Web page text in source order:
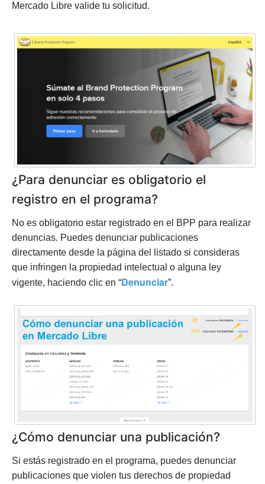
Mercado Libre valide tu solicitud.
¿Para denunciar es obligatorio el
registro en el programa?
No es obligatorio estar registrado en el BPP para realizar
denuncias. Puedes denunciar publicaciones
directamente desde la página del listado si consideras
que infringen la propiedad intelectual o alguna ley
vigente, haciendo clic en “Denunciar”.
¿Cómo denunciar una publicación?
Si estás registrado en el programa, puedes denunciar
publicaciones que violen tus derechos de propiedad